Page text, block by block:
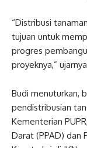
“Distribusi
tujuan untuk
progres
proyeknya,”
Budi menuturkan,
pendistribusian
Kementerian
Darat (PPAD) dan